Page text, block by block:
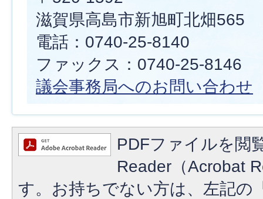
滋賀県高島市新旭町北畑565
電話：0740-25-8140
ファックス：0740-25-8146
議会事務局へのお問い合わせ
PDFファイルを閲
Reader（Acrobat
す。お持ちでない方は、左記の